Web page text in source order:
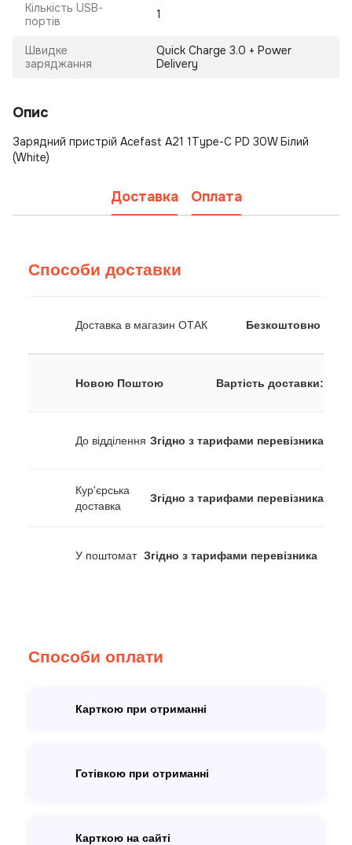
Кількість USB-
портів
1
Швидке
заряджання
Quick Charge 3.0 + Power
Delivery
Опис
Зарядний пристрій Acefast A21 1Type-C PD 30W Білий
(White)
Доставка Оплата
Способи доставки
Доставка в магазин ОТАК Безкоштовно
Новою Поштою Вартість доставки:
До відділення Згідно з тарифами перевізника
Кур'єрська
доставка
Згідно з тарифами перевізника
У поштомат Згідно з тарифами перевізника
Способи оплати
Карткою при отриманні
Готівкою при отриманні
Карткою на сайті